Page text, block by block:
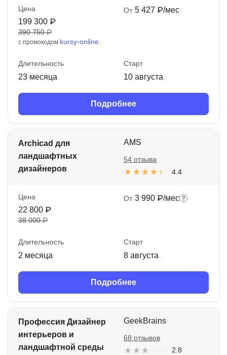
Цена
199 300 ₽
390 750 ₽
с промокодом kursy-online
От 5 427 ₽/мес
Длительность
23 месяца
Старт
10 августа
Подробнее
Archicad для
ландшафтных
дизайнеров
AMS
4.4
54 отзыва
Цена
22 800 ₽
38 000 ₽
От 3 990 ₽/мес
Длительность
2 месяца
Старт
8 августа
Подробнее
Профессия Дизайнер
интерьеров и
ландшафтной среды
GeekBrains
2.8
68 отзывов